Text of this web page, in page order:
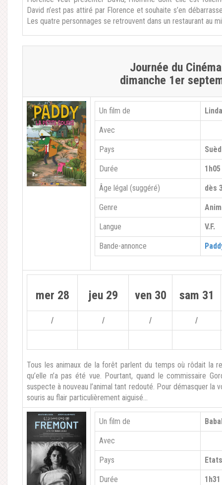
David n’est pas attiré par Florence et souhaite s’en
Les quatre personnages se retrouvent dans un restaurant au
Journée du
dimanche 1er
Un film de
Avec
Pays
Durée 1h05
Âge légal (suggéré) dès
Genre
Langue V.F.
Bande-annonce
mer 28 jeu 29 ven 30 sam 31
/ / / /
Tous les animaux de la forêt parlent du temps où rôdait la
qu’elle n’a pas été vue. Pourtant, quand le commissaire
suspecte à nouveau l’animal tant redouté. Pour démasquer la
souris au flair particulièrement aiguisé…
Un film de
Avec
Pays
Durée 1h31